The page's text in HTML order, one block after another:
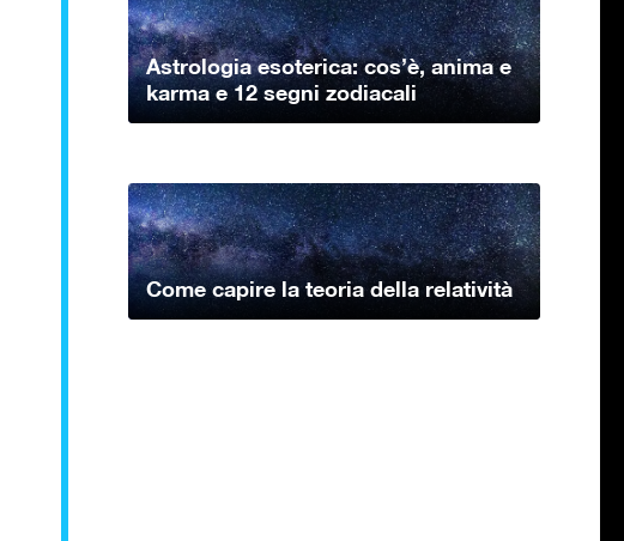
Astrologia esoterica: cos’è, anima e
karma e 12 segni zodiacali
Come capire la teoria della relatività